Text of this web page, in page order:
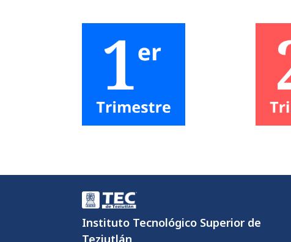
Instituto Tecnológico Superior de
Teziutlán